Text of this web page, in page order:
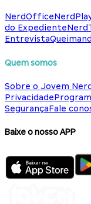
NerdOffice
do Expediente
Entrevista
Quem somos
Sobre o Jovem Nerd
Privacidade
SegurançaFale
Baixe o nosso APP